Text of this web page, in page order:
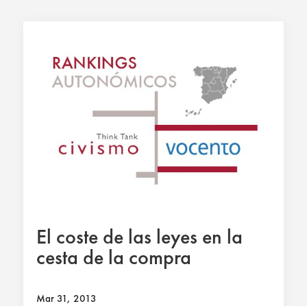
El coste de las leyes en la
cesta de la compra
Mar 31, 2013